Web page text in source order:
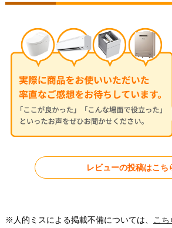
ノーリツ ビルトインコンロ
N3WT5RWTQ1
千葉県千葉市
ノー
工事実績をもっと見る
レビューの投稿はこち
※人的ミスによる掲載不備については、 こち